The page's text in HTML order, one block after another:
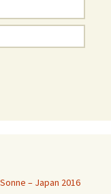
– Japan 2016